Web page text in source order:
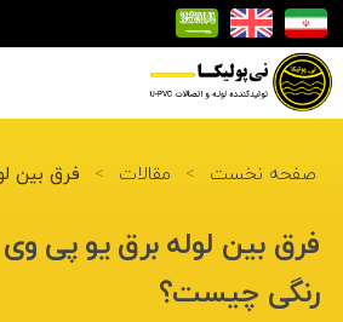
خانه
ما
تماس
صفحه نخست > مقالات > فرق بین
فرق بین لوله برق یو پی
رنگی چیست؟